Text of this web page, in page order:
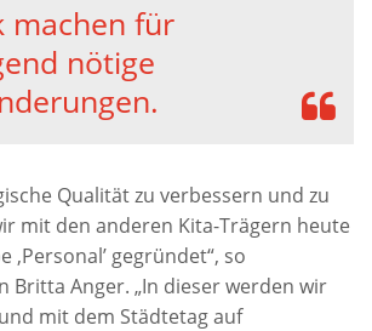
machen für
nötige
Qualität zu verbessern und zu
mit den anderen Kita-Trägern heute
,Personal’ gegründet“, so
Britta Anger. „In dieser werden wir
mit dem Städtetag auf